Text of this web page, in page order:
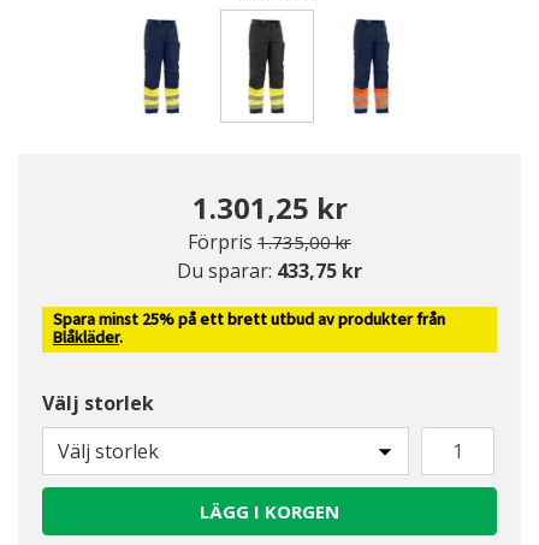
1.301,25 kr
Förpris Pris nedsatt från
1.735,00 krtill
Du sparar: 433,75 kr
Spara minst 25% på ett brett utbud av produkter från
Blåkläder.
Välj storlek
Välj storlek
LÄGG I KORGEN